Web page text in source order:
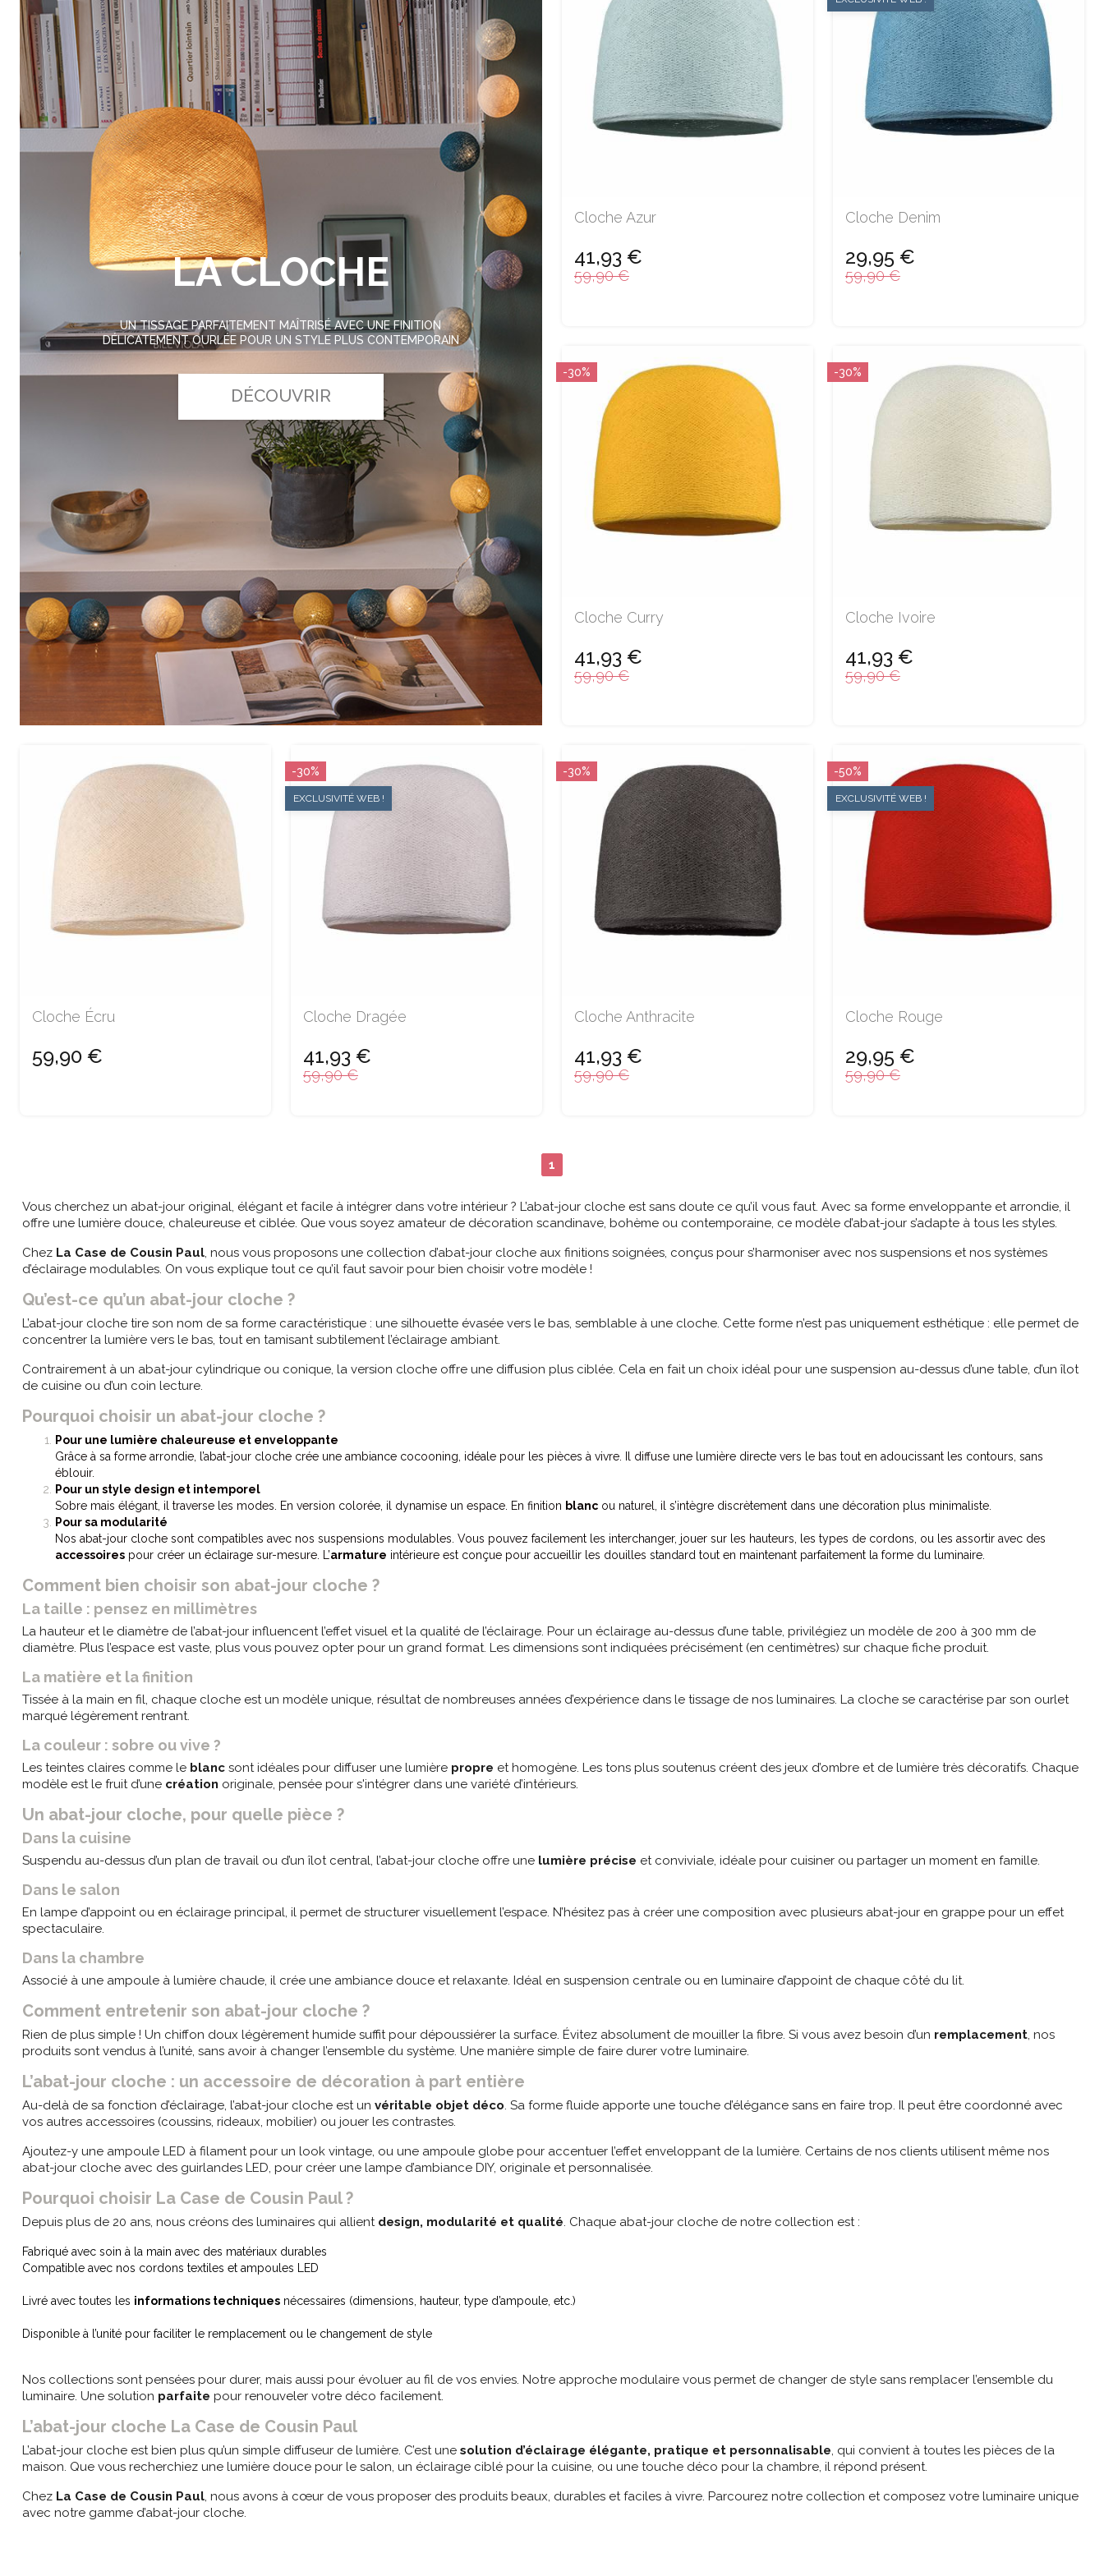
LA CLOCHE
UN TISSAGE PARFAITEMENT MAÎTRISÉ AVEC UNE FINITION
DÉLICATEMENT OURLÉE POUR UN STYLE PLUS CONTEMPORAIN
DÉCOUVRIR
Cloche Azur
41,93 €
59,90 €
Cloche Denim
29,95 €
59,90 €
-30%
Cloche Curry
41,93 €
59,90 €
-30%
Cloche Ivoire
41,93 €
59,90 €
Cloche Écru
59,90 €
EXCLUSIVITÉ WEB !
-30%
Cloche Dragée
41,93 €
59,90 €
-30%
Cloche Anthracite
41,93 €
59,90 €
EXCLUSIVITÉ WEB !
-50%
Cloche Rouge
29,95 €
59,90 €
1
Vous cherchez un abat-jour original, élégant et facile à intégrer dans votre intérieur ? L’abat-jour cloche est sans doute ce qu’il vous faut. Avec sa forme enveloppante et arrondie, il
offre une lumière douce, chaleureuse et ciblée. Que vous soyez amateur de décoration scandinave, bohème ou contemporaine, ce modèle d’abat-jour s’adapte à tous les styles.
Chez La Case de Cousin Paul, nous vous proposons une collection d’abat-jour cloche aux finitions soignées, conçus pour s’harmoniser avec nos suspensions et nos systèmes
d’éclairage modulables. On vous explique tout ce qu’il faut savoir pour bien choisir votre modèle !
Qu’est-ce qu’un abat-jour cloche ?
L’abat-jour cloche tire son nom de sa forme caractéristique : une silhouette évasée vers le bas, semblable à une cloche. Cette forme n’est pas uniquement esthétique : elle permet de
concentrer la lumière vers le bas, tout en tamisant subtilement l’éclairage ambiant.
Contrairement à un abat-jour cylindrique ou conique, la version cloche offre une diffusion plus ciblée. Cela en fait un choix idéal pour une suspension au-dessus d’une table, d’un îlot
de cuisine ou d’un coin lecture.
Pourquoi choisir un abat-jour cloche ?
Pour une lumière chaleureuse et enveloppante
Grâce à sa forme arrondie, l’abat-jour cloche crée une ambiance cocooning, idéale pour les pièces à vivre. Il diffuse une lumière directe vers le bas tout en adoucissant les contours, sans
éblouir.
Pour un style design et intemporel
Sobre mais élégant, il traverse les modes. En version colorée, il dynamise un espace. En finition blanc ou naturel, il s’intègre discrètement dans une décoration plus minimaliste.
Pour sa modularité
Nos abat-jour cloche sont compatibles avec nos suspensions modulables. Vous pouvez facilement les interchanger, jouer sur les hauteurs, les types de cordons, ou les assortir avec des
accessoires pour créer un éclairage sur-mesure. L’armature intérieure est conçue pour accueillir les douilles standard tout en maintenant parfaitement la forme du luminaire.
Comment bien choisir son abat-jour cloche ?
La taille : pensez en millimètres
La hauteur et le diamètre de l’abat-jour influencent l’effet visuel et la qualité de l’éclairage. Pour un éclairage au-dessus d’une table, privilégiez un modèle de 200 à 300 mm de
diamètre. Plus l’espace est vaste, plus vous pouvez opter pour un grand format. Les dimensions sont indiquées précisément (en centimètres) sur chaque fiche produit.
La matière et la finition
Tissée à la main en fil, chaque cloche est un modèle unique, résultat de nombreuses années d’expérience dans le tissage de nos luminaires. La cloche se caractérise par son ourlet
marqué légèrement rentrant.
La couleur : sobre ou vive ?
Les teintes claires comme le blanc sont idéales pour diffuser une lumière propre et homogène. Les tons plus soutenus créent des jeux d’ombre et de lumière très décoratifs. Chaque
modèle est le fruit d’une création originale, pensée pour s'intégrer dans une variété d’intérieurs.
Un abat-jour cloche, pour quelle pièce ?
Dans la cuisine
Suspendu au-dessus d’un plan de travail ou d’un îlot central, l’abat-jour cloche offre une lumière précise et conviviale, idéale pour cuisiner ou partager un moment en famille.
Dans le salon
En lampe d’appoint ou en éclairage principal, il permet de structurer visuellement l’espace. N’hésitez pas à créer une composition avec plusieurs abat-jour en grappe pour un effet
spectaculaire.
Dans la chambre
Associé à une ampoule à lumière chaude, il crée une ambiance douce et relaxante. Idéal en suspension centrale ou en luminaire d’appoint de chaque côté du lit.
Comment entretenir son abat-jour cloche ?
Rien de plus simple ! Un chiffon doux légèrement humide suffit pour dépoussiérer la surface. Évitez absolument de mouiller la fibre. Si vous avez besoin d’un remplacement, nos
produits sont vendus à l’unité, sans avoir à changer l’ensemble du système. Une manière simple de faire durer votre luminaire.
L’abat-jour cloche : un accessoire de décoration à part entière
Au-delà de sa fonction d’éclairage, l’abat-jour cloche est un véritable objet déco. Sa forme fluide apporte une touche d’élégance sans en faire trop. Il peut être coordonné avec
vos autres accessoires (coussins, rideaux, mobilier) ou jouer les contrastes.
Ajoutez-y une ampoule LED à filament pour un look vintage, ou une ampoule globe pour accentuer l’effet enveloppant de la lumière. Certains de nos clients utilisent même nos
abat-jour cloche avec des guirlandes LED, pour créer une lampe d’ambiance DIY, originale et personnalisée.
Pourquoi choisir La Case de Cousin Paul ?
Depuis plus de 20 ans, nous créons des luminaires qui allient design, modularité et qualité. Chaque abat-jour cloche de notre collection est :
Fabriqué avec soin à la main avec des matériaux durables
Compatible avec nos cordons textiles et ampoules LED
Livré avec toutes les informations techniques nécessaires (dimensions, hauteur, type d’ampoule, etc.)
Disponible à l’unité pour faciliter le remplacement ou le changement de style
Nos collections sont pensées pour durer, mais aussi pour évoluer au fil de vos envies. Notre approche modulaire vous permet de changer de style sans remplacer l’ensemble du
luminaire. Une solution parfaite pour renouveler votre déco facilement.
L’abat-jour cloche La Case de Cousin Paul
L’abat-jour cloche est bien plus qu’un simple diffuseur de lumière. C’est une solution d’éclairage élégante, pratique et personnalisable, qui convient à toutes les pièces de la
maison. Que vous recherchiez une lumière douce pour le salon, un éclairage ciblé pour la cuisine, ou une touche déco pour la chambre, il répond présent.
Chez La Case de Cousin Paul, nous avons à cœur de vous proposer des produits beaux, durables et faciles à vivre. Parcourez notre collection et composez votre luminaire unique
avec notre gamme d’abat-jour cloche.